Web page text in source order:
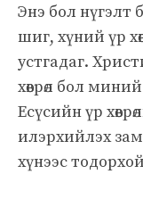
Энэ бол нүгэлт
шиг, хүний ​​үр
устгадаг.
хөврөл бол
Есүсийн үр
илэрхийлэх
хүнээс